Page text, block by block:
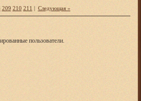
209 210 211 | Следующая »
пользователи.